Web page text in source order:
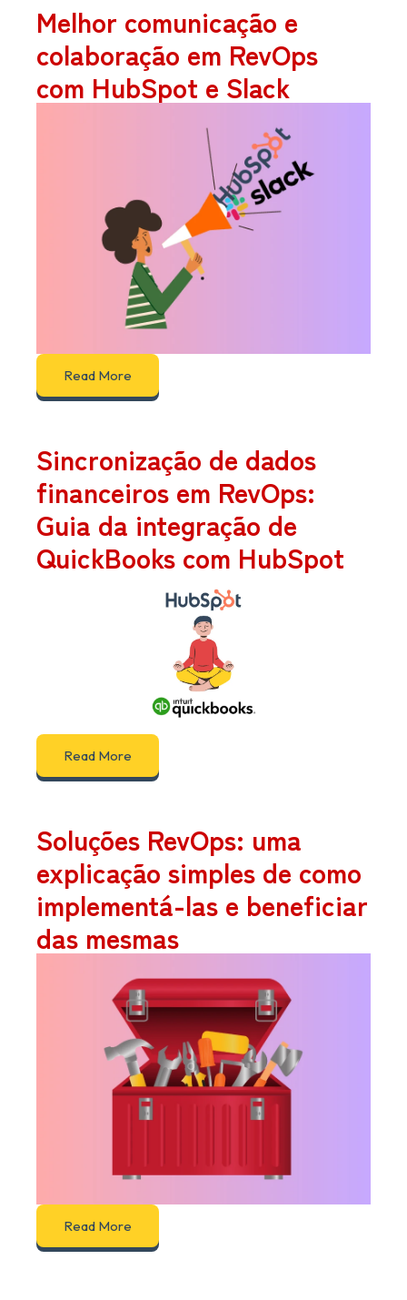
Melhor comunicação e
colaboração em RevOps
com HubSpot e Slack
Read More
Sincronização de dados
financeiros em RevOps:
Guia da integração de
QuickBooks com HubSpot
Read More
Soluções RevOps: uma
explicação simples de como
implementá-las e beneficiar
das mesmas
Read More